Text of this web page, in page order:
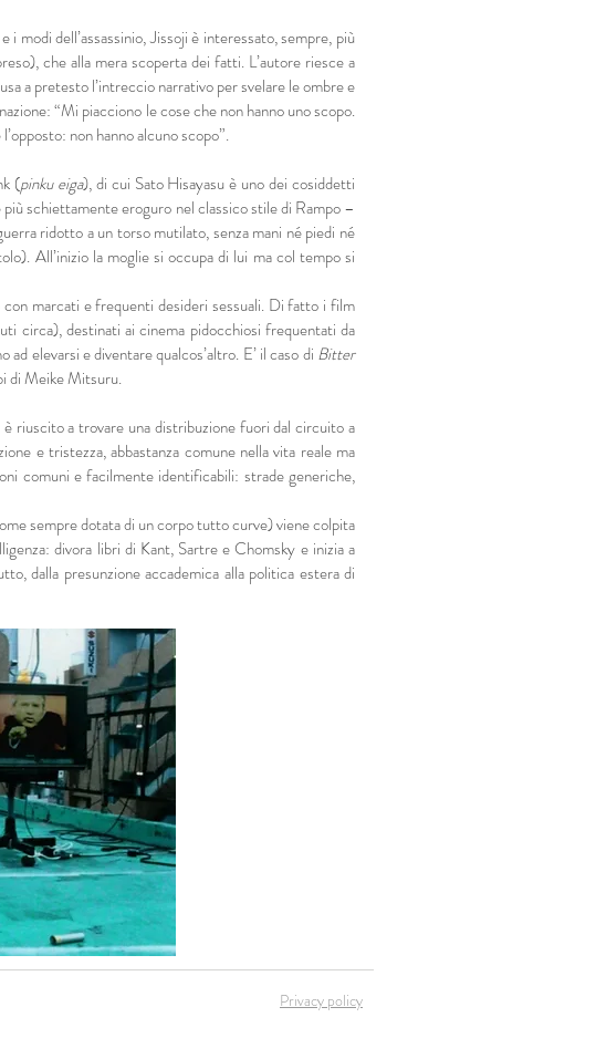
dell’assassinio, Jissoji è interessato, sempre, più
che alla mera scoperta dei fatti. L’autore riesce a
a pretesto l’intreccio narrativo per svelare le ombre e
“Mi piacciono le cose che non hanno uno scopo.
non hanno alcuno scopo”.
(pinku eiga), di cui Sato Hisayasu è uno dei cosiddetti
schiettamente eroguro nel classico stile di Rampo –
ridotto a un torso mutilato, senza mani né piedi né
All’inizio la moglie si occupa di lui ma col tempo si
con marcati e frequenti desideri sessuali. Di fatto i film
circa), destinati ai cinema pidocchiosi frequentati da
elevarsi e diventare qualcos’altro. E’ il caso di Bitter
di Meike Mitsuru.
riuscito a trovare una distribuzione fuori dal circuito a
e tristezza, abbastanza comune nella vita reale ma
comuni e facilmente identificabili: strade generiche,
sempre dotata di un corpo tutto curve) viene colpita
divora libri di Kant, Sartre e Chomsky e inizia a
dalla presunzione accademica alla politica estera di
Privacy policy